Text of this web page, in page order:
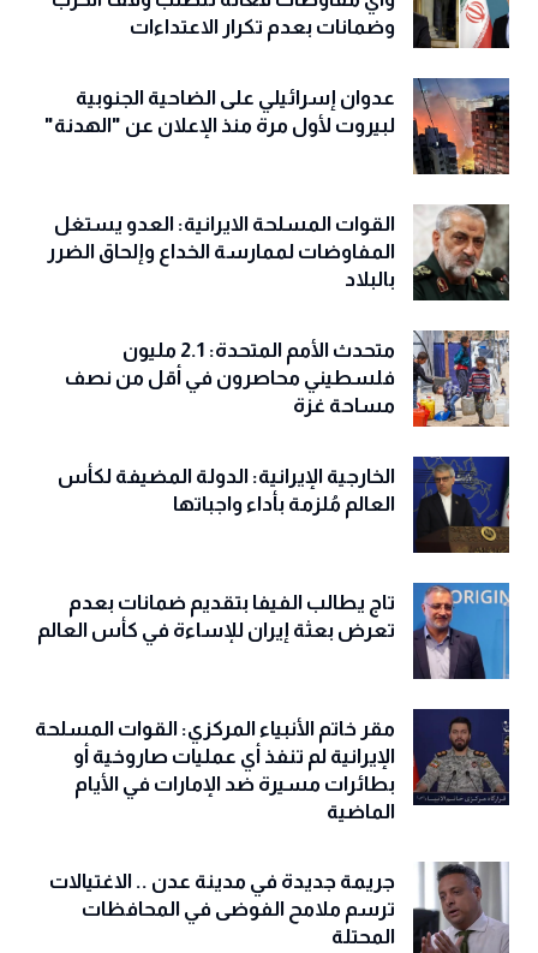
وضمانات بعدم تكرار الاعتداءات
عدوان إسرائيلي على الضاحية الجنوبية
لبيروت لأول مرة منذ الإعلان عن "الهدنة"
القوات المسلحة الايرانية: العدو يستغل
المفاوضات لممارسة الخداع وإلحاق الضرر
بالبلاد
متحدث الأمم المتحدة: 2.1 مليون
فلسطيني محاصرون في أقل من نصف
مساحة غزة
الخارجية الإيرانية: الدولة المضيفة لكأس
العالم مُلزمة بأداء واجباتها
تاج يطالب الفيفا بتقديم ضمانات بعدم
تعرض بعثة إيران للإساءة في كأس العالم
مقر خاتم الأنبياء المركزي: القوات المسلحة
الإيرانية لم تنفذ أي عمليات صاروخية أو
بطائرات مسيرة ضد الإمارات في الأيام
الماضية
جريمة جديدة في مدينة عدن .. الاغتيالات
ترسم ملامح الفوضى في المحافظات
المحتلة